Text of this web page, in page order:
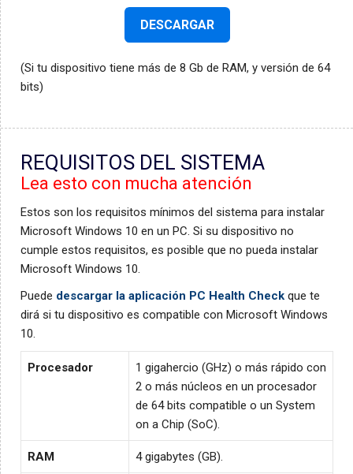
DESCARGAR
(Si tu dispositivo tiene más de 8 Gb de RAM, y versión de 64
bits)
REQUISITOS DEL SISTEMA
Lea esto con mucha atención
Estos son los requisitos mínimos del sistema para instalar
Microsoft Windows 10 en un PC. Si su dispositivo no
cumple estos requisitos, es posible que no pueda instalar
Microsoft Windows 10.
Puede descargar la aplicación PC Health Check que te
dirá si tu dispositivo es compatible con Microsoft Windows
10.
Procesador
1 gigahercio (GHz) o más rápido con
2 o más núcleos en un procesador
de 64 bits compatible o un System
on a Chip (SoC).
RAM 4 gigabytes (GB).